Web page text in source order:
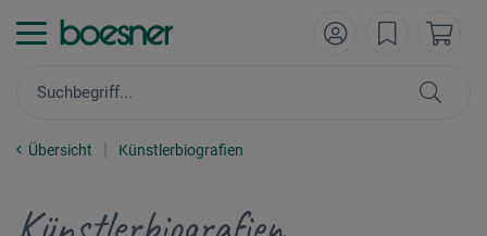
Übersicht Künstlerbiografien